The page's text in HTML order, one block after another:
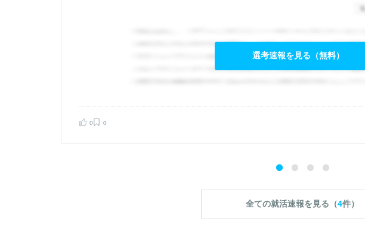
選考速報を見る（無料）
0 0
全ての就活速報を見る（4件）